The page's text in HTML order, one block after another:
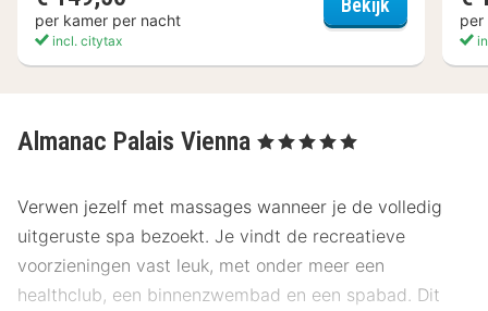
per kamer per nacht
incl. citytax
Bekijk
per
Almanac Palais Vienna , 5 Sterren
Verwen jezelf met massages wanneer je de volledig
uitgeruste spa bezoekt. Je vindt de recreatieve
voorzieningen vast leuk, met onder meer een
healthclub, een binnenzwembad en een spabad. Dit